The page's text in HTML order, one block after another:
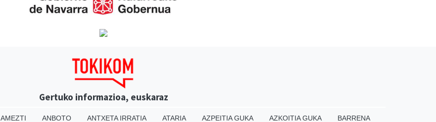
Gertuko informazioa, euskaraz
AMEZTI ANBOTO ANTXETA IRRATIA ATARIA AZPEITIA GUKA AZKOITIA GUKA BARRENA